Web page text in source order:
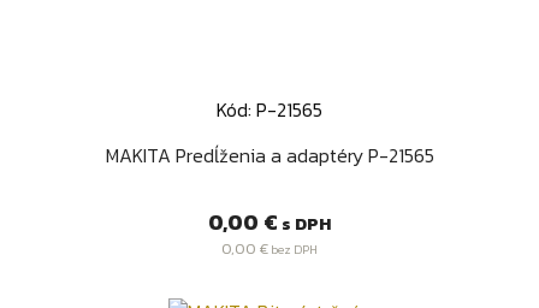
Kód: P-21565
MAKITA Predĺženia a adaptéry P-21565
Cena
0,00 € s DPH
0,00 € bez DPH